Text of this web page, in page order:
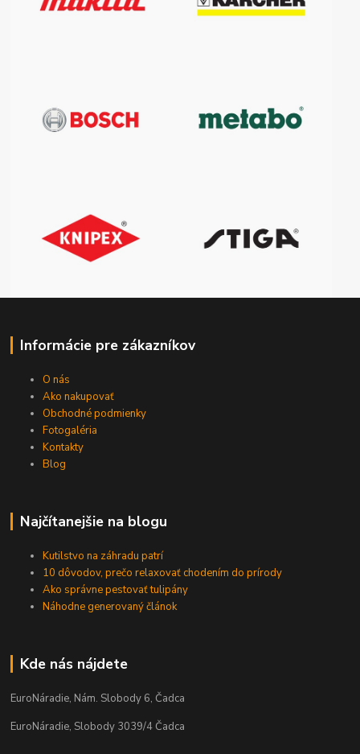
Informácie pre zákazníkov
O nás
Ako nakupovať
Obchodné podmienky
Fotogaléria
Kontakty
Blog
Najčítanejšie na blogu
Kutilstvo na záhradu patrí
10 dôvodov, prečo relaxovať chodením do prírody
Ako správne pestovať tulipány
Náhodne generovaný článok
Kde nás nájdete
EuroNáradie, Nám. Slobody 6, Čadca
EuroNáradie, Slobody 3039/4 Čadca